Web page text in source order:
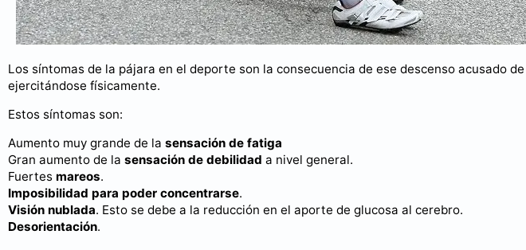
Los síntomas de la pájara en el deporte son la consecuencia de ese descenso acusado
ejercitándose físicamente.
Estos síntomas son:
Aumento muy grande de la sensación de fatiga
Gran aumento de la sensación de debilidad a nivel general.
Fuertes mareos.
Imposibilidad para poder concentrarse.
Visión nublada. Esto se debe a la reducción en el aporte de glucosa al cerebro.
Desorientación.